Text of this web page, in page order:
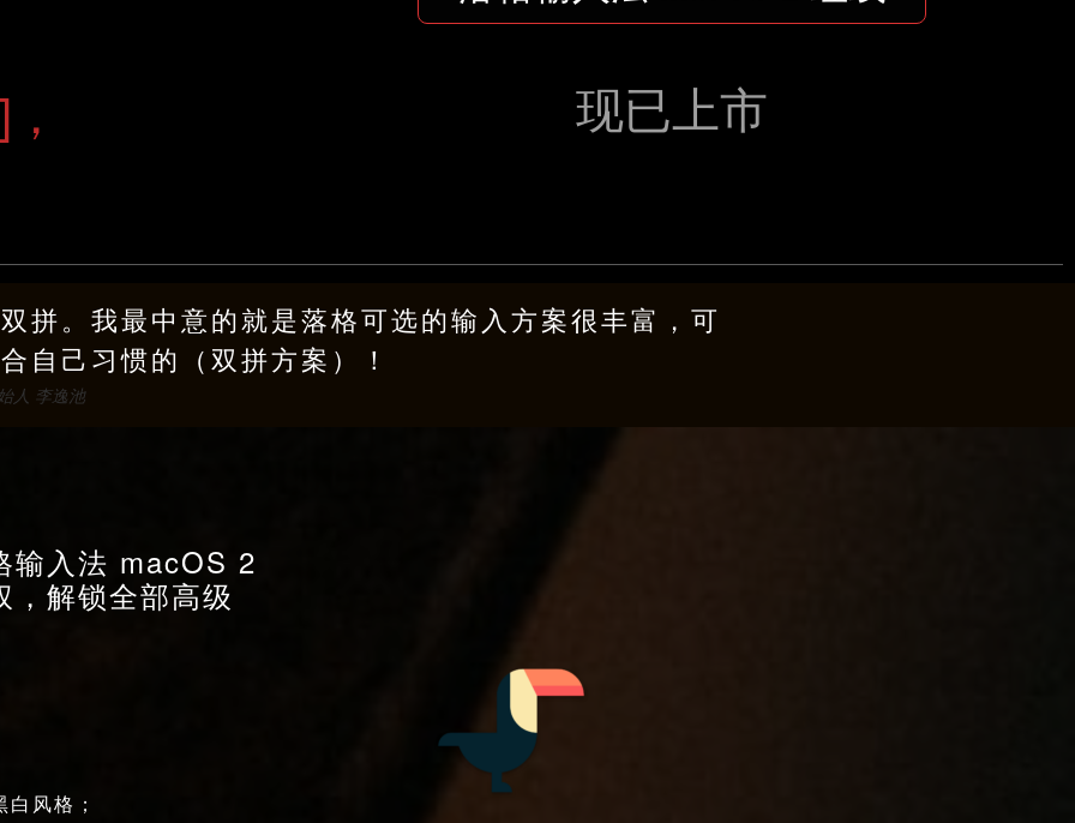
现已上市
拼。我最中意的就是落格可选的输入方案很丰富，可
自己习惯的（双拼方案）！
人 李逸池
输入法 macOS 2
，解锁全部高级
风格；